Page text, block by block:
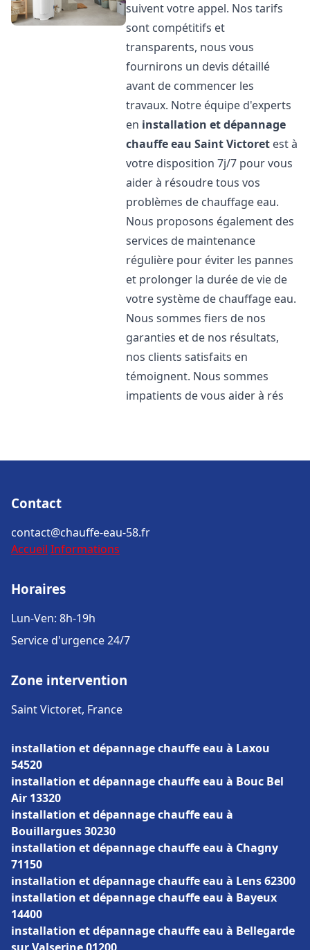
suivent votre appel. Nos tarifs
sont compétitifs et
transparents, nous vous
fournirons un devis détaillé
avant de commencer les
travaux. Notre équipe d'experts
en installation et dépannage
chauffe eau Saint Victoret est à
votre disposition 7j/7 pour vous
aider à résoudre tous vos
problèmes de chauffage eau.
Nous proposons également des
services de maintenance
régulière pour éviter les pannes
et prolonger la durée de vie de
votre système de chauffage eau.
Nous sommes fiers de nos
garanties et de nos résultats,
nos clients satisfaits en
témoignent. Nous sommes
impatients de vous aider à rés
Contact
contact@chauffe-eau-58.fr
Accueil Informations
Horaires
Lun-Ven: 8h-19h
Service d'urgence 24/7
Zone intervention
Saint Victoret, France
installation et dépannage chauffe eau à Laxou
54520
installation et dépannage chauffe eau à Bouc Bel
Air 13320
installation et dépannage chauffe eau à
Bouillargues 30230
installation et dépannage chauffe eau à Chagny
71150
installation et dépannage chauffe eau à Lens 62300
installation et dépannage chauffe eau à Bayeux
14400
installation et dépannage chauffe eau à Bellegarde